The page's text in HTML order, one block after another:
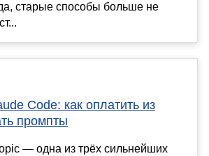
старые способы больше не
Code: как оплатить из
промпты
— одна из трёх сильнейших